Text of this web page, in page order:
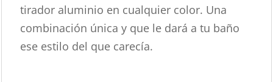
tirador aluminio en cualquier color. Una
combinación única y que le dará a tu baño
ese estilo del que carecía.